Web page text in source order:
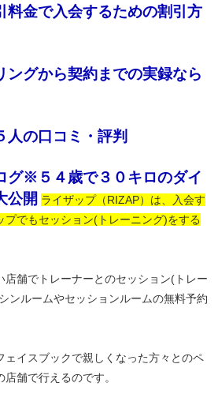
料金で入会するための割引方
ングから契約までの実録なら
人の口コミ・評判
グ※５４歳で３０キロのダイ
公開 ライザップ（RIZAP）は、入会す
プでもセッション(トレーニング)をする
店舗でトレーナーとのセッション(トレー
ンルームやセッションルームの無料予約
ェイスブックで親しくなった方々とのペ
舗で行えるのです。